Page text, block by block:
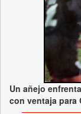
Un añejo
con ventaja para